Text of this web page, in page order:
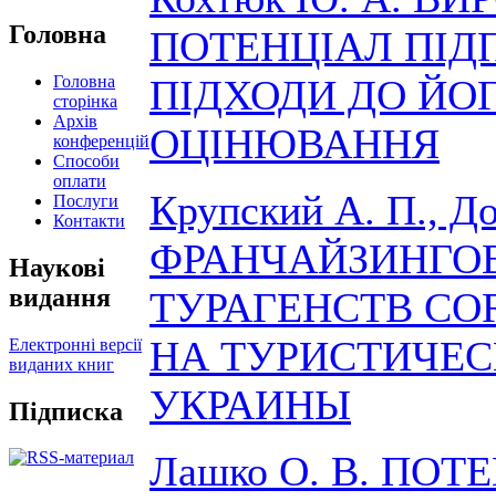
Головна
Головна
сторінка
Архів
конференцій
Способи
оплати
Послуги
Контакти
Наукові
видання
Електронні версії
виданих книг
Підписка
ПОТЕНЦІАЛ
ПІДХОДИ ДО
ОЦІНЮВАННЯ
Крупский А. П.,
ТУРАГЕНСТВ
НА
УКРАИНЫ
Лашко О. В.